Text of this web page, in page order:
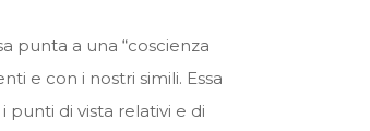
punta a una “coscienza
e con i nostri simili. Essa
di vista relativi e di